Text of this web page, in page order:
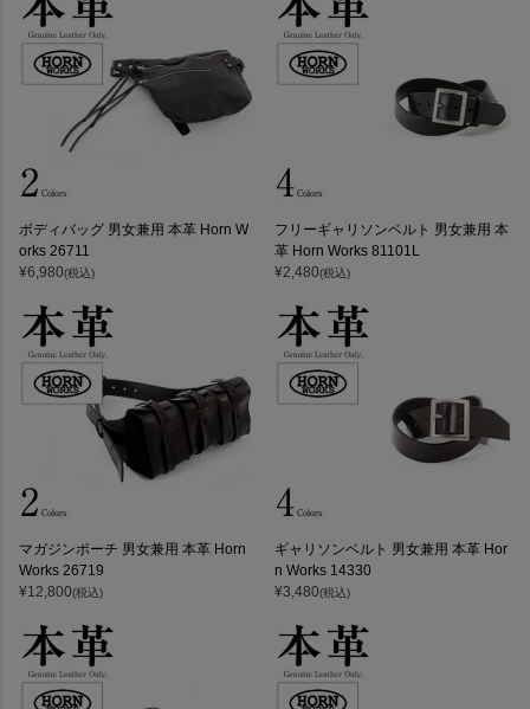
ボディバッグ 男女兼用 本革 Horn W
orks 26711
¥6,980(税込)
フリーギャリソンベルト 男女兼用 本
革 Horn Works 81101L
¥2,480(税込)
マガジンポーチ 男女兼用 本革 Horn
Works 26719
¥12,800(税込)
ギャリソンベルト 男女兼用 本革 Hor
n Works 14330
¥3,480(税込)